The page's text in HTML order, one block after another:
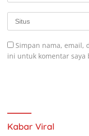
Simpan nama, email,
ini untuk komentar saya
Kabar Viral